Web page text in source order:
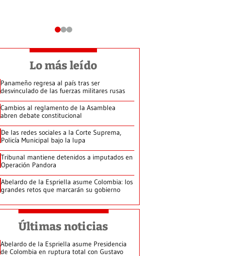
Lo más leído
Panameño regresa al país tras ser
desvinculado de las fuerzas militares rusas
Cambios al reglamento de la Asamblea
abren debate constitucional
De las redes sociales a la Corte Suprema,
Policía Municipal bajo la lupa
Tribunal mantiene detenidos a imputados en
Operación Pandora
Abelardo de la Espriella asume Colombia: los
grandes retos que marcarán su gobierno
Últimas noticias
Abelardo de la Espriella asume Presidencia
de Colombia en ruptura total con Gustavo